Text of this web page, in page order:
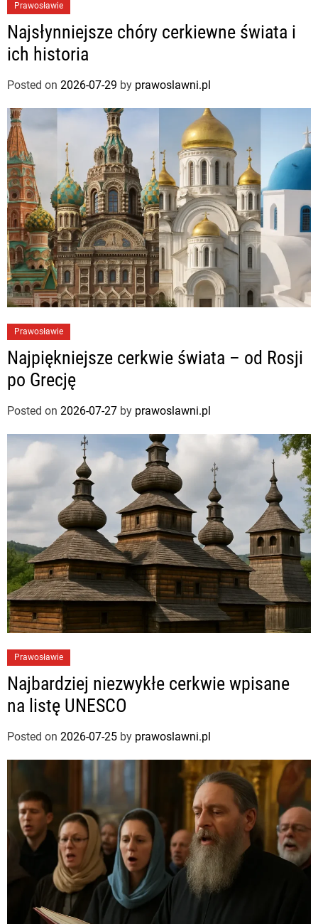
Prawosławie
Najsłynniejsze chóry cerkiewne świata i
ich historia
Posted on 2026-07-29 by prawoslawni.pl
Prawosławie
Najpiękniejsze cerkwie świata – od Rosji
po Grecję
Posted on 2026-07-27 by prawoslawni.pl
Prawosławie
Najbardziej niezwykłe cerkwie wpisane
na listę UNESCO
Posted on 2026-07-25 by prawoslawni.pl